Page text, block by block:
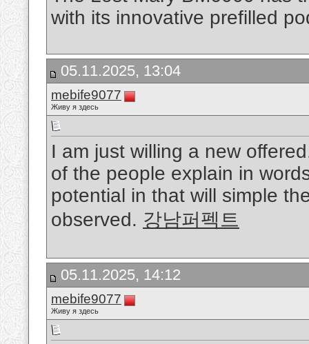
with its innovative prefilled
05.11.2025, 13:04
mebife9077
Живу я здесь
I am just willing a new
of the people explain in
potential in that will simple
observed. 강남퍼펙트
05.11.2025, 14:12
mebife9077
Живу я здесь